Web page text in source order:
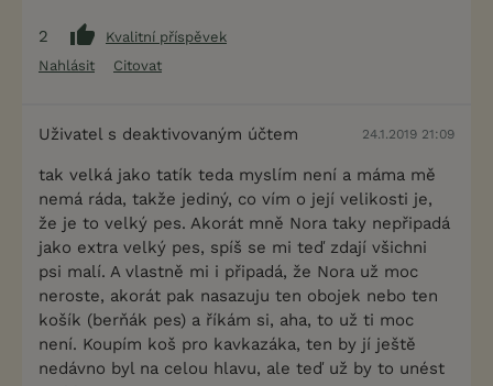
2
Kvalitní příspěvek
Nahlásit
Citovat
Uživatel s deaktivovaným účtem 24.1.2019 21:09
tak velká jako tatík teda myslím není a máma mě
nemá ráda, takže jediný, co vím o její velikosti je,
že je to velký pes. Akorát mně Nora taky nepřipadá
jako extra velký pes, spíš se mi teď zdají všichni
psi malí. A vlastně mi i připadá, že Nora už moc
neroste, akorát pak nasazuju ten obojek nebo ten
košík (berňák pes) a říkám si, aha, to už ti moc
není. Koupím koš pro kavkazáka, ten by jí ještě
nedávno byl na celou hlavu, ale teď už by to unést